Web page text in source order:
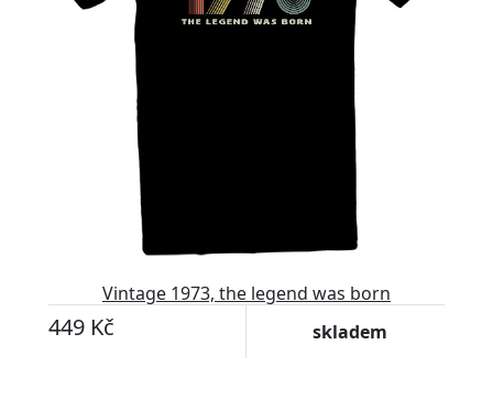
Vintage 1973, the legend was born
449 Kč skladem